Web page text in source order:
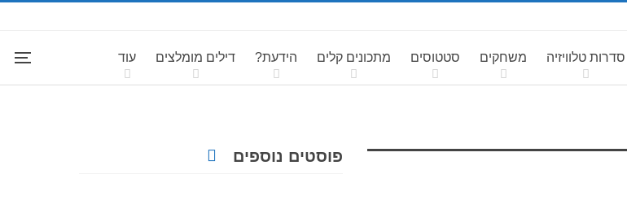
סדרות טלוויזיה משחקים סטטוסים מתכונים קלים הידעת? דילים מומלצים עוד
פוסטים נוספים